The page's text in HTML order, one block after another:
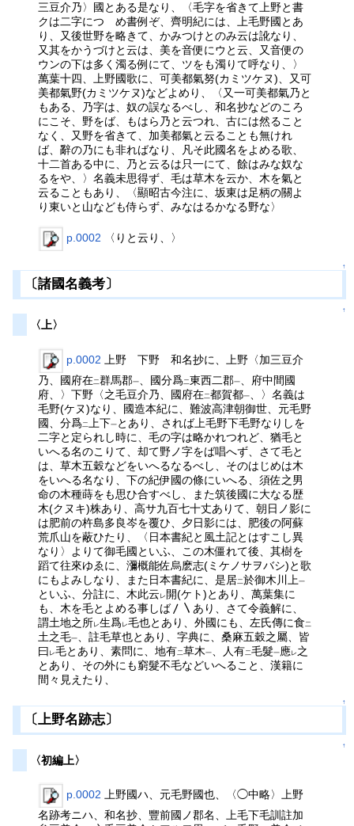
三豆介乃〉國とある是なり、〈毛字を省きて上野と書
クは二字につゞめ書例ぞ、齊明紀には、上毛野國とあ
り、又後世野を略きて、かみつけとのみ云は訛なり、
又其をかうづけと云は、美を音便にウと云、又音便の
ウンの下は多く濁る例にて、ツをも濁りて呼なり、〉
萬葉十四、上野國歌に、可美都氣努(カミツケヌ)、又可
美都氣野(カミツケヌ)などよめり、〈又一可美都氣乃と
もある、乃字は、奴の誤なるべし、和名抄などのころ
にこそ、野をば、もはら乃と云つれ、古には然ること
なく、又野を省きて、加美都氣と云ることも無けれ
ば、辭の乃にも非ればなり、凡そ此國名をよめる歌、
十二首ある中に、乃と云るは只一にて、餘はみな奴な
るをや、〉名義未思得ず、毛は草木を云か、木を氣と
云ることもあり、〈顯昭古今注に、坂東は足柄の關よ
り東いと山なども侍らず、みなはるかなる野な〉
p.0002 〈りと云り、〉
↑
〔諸國名義考〕
↑
〈上〉
p.0002 上野 下野 和名抄に、上野〈加三豆介
乃、國府在二群馬郡一 、國分爲二東西二郡一
、府中間國
府、〉下野〈之毛豆介乃、國府在二都賀都一
、〉名義は
毛野(ケヌ)なり、國造本紀に、難波高津朝御世、元毛野
國、分爲二 上下一 とあり、されば上毛野下毛野なりしを
二字と定られし時に、毛の字は略かれつれど、猶毛と
いへる名のこりて、却て野ノ字をば唱へず、さて毛と
は、草木五穀などをいへるなるべし、そのはじめは木
をいへる名なり、下の紀伊國の條にいへる、須佐之男
命の木種蒔をも思ひ合すべし、また筑後國に大なる歴
木(クヌキ)株あり、高サ九百七十丈ありて、朝日ノ影に
は肥前の杵島多良岑を覆ひ、夕日影には、肥後の阿蘇
荒爪山を蔽ひたり、〈日本書紀と風土記とはすこし異
なり〉よりて御毛國といふ、この木僵れて後、其樹を
蹈て往來ゆゑに、瀰概能佐烏麽志(ミケノサヲバシ)と歌
にもよみしなり、また日本書紀に、是居二於御木川上一
といふ、分註に、木此云 レ開(ケト)とあり、萬葉集に
も、木を毛とよめる事しば〳〵あり、さて令義解に、
謂土地之所レ生爲レ毛也とあり、外國にも、左氏傳に食 二
土之毛一
、註毛草也とあり、字典に、桑麻五穀之屬、皆
曰 レ毛とあり、素問に、地有二草木一 、人有二毛髮一 應レ 之
とあり、その外にも窮髮不毛などいへること、漢籍に
間々見えたり、
↑
〔上野名跡志〕
↑
〈初編上〉
p.0002 上野國ハ、元毛野國也、〈◯中略〉上野
名跡考ニハ、和名抄、豐前國ノ郡名、上毛下毛訓註加